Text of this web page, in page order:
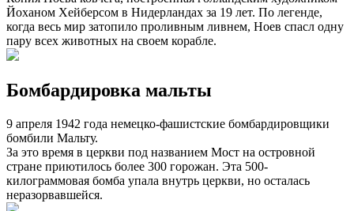
Йоханом Хейберсом в Нидерландах за 19 лет. По легенде,
когда весь мир затопило проливным ливнем, Ноев спасл одну
пару всех животных на своем корабле.
Бомбардировка мальты
9 апреля 1942 года немецко-фашистские бомбардировщики
бомбили Мальту.
За это время в церкви под названием Мост на островной
стране приютилось более 300 горожан. Эта 500-
килограммовая бомба упала внутрь церкви, но осталась
неразорвавшейся.